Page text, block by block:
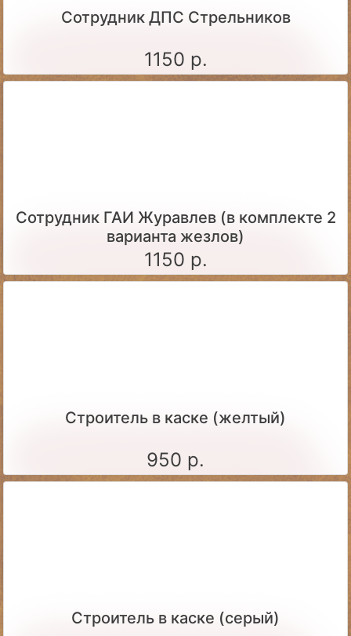
Сотрудник ДПС Стрельников
1150 р.
Сотрудник ГАИ Журавлев (в комплекте 2
варианта жезлов)
1150 р.
Строитель в каске (желтый)
950 р.
Строитель в каске (серый)